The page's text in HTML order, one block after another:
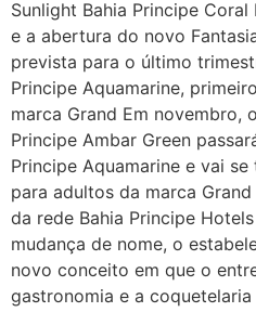
Sunlight Bahia Principe
e a abertura do novo
prevista para o último
Principe Aquamarine,
marca Grand Em novembro,
Principe Ambar Green
Principe Aquamarine e vai
para adultos da marca
da rede Bahia Principe
mudança de nome, o
novo conceito em que o
gastronomia e a